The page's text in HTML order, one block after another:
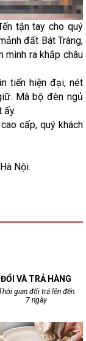
tận tay cho quý
đất Bát Tràng,
mình ra khắp châu
tiến hiện đại, nét
Mà bộ đèn ngủ
ấy.
cấp, quý khách
Nội.
ĐỔI VÀ TRẢ HÀNG
gian đổi trả lên đến
7 ngày